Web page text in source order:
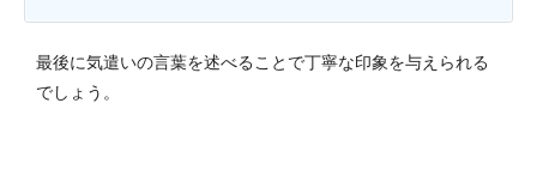
最後に気遣いの言葉を述べることで丁寧な印象を与えられる
でしょう。